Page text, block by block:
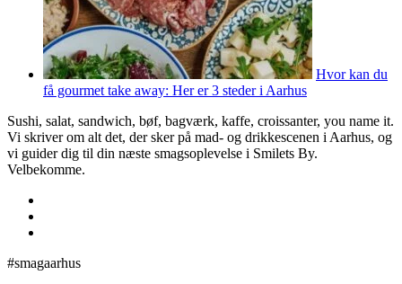
Hvor kan du
få gourmet take away: Her er 3 steder i Aarhus
Sushi, salat, sandwich, bøf, bagværk, kaffe, croissanter, you name it.
Vi skriver om alt det, der sker på mad- og drikkescenen i Aarhus, og
vi guider dig til din næste smagsoplevelse i Smilets By.
Velbekomme.
#smagaarhus